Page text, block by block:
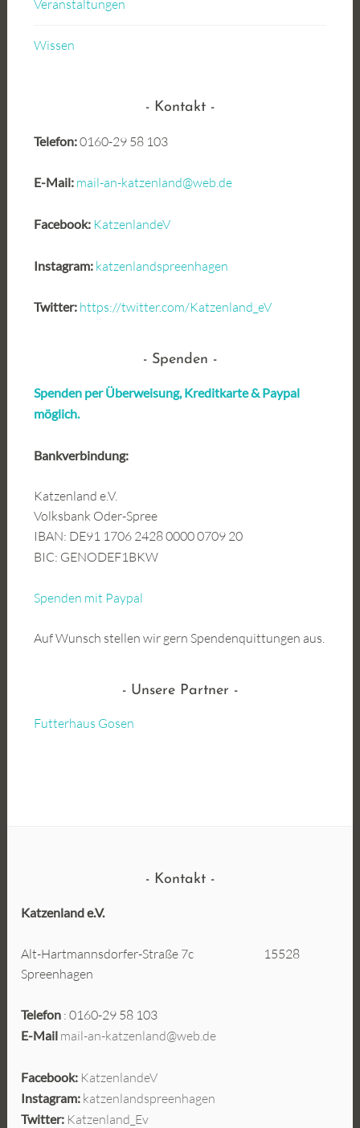
Veranstaltungen
Wissen
Kontakt
Telefon:0160-29 58 103
E-Mail: mail-an-katzenland@web.de
Facebook: KatzenlandeV
Instagram: katzenlandspreenhagen
Twitter: https://twitter.com/Katzenland_eV
Spenden
Spenden per Überweisung, Kreditkarte & Paypal
möglich.
Bankverbindung:
Katzenland e.V.
Volksbank Oder-Spree
IBAN: DE91 1706 2428 0000 0709 20
BIC: GENODEF1BKW
Spenden mit Paypal
Auf Wunsch stellen wir gern Spendenquittungen aus.
Unsere Partner
Futterhaus Gosen
Kontakt
Katzenland e.V.
Alt-Hartmannsdorfer-Straße 7c 15528
Spreenhagen
Telefon : 0160-29 58 103
E-Mail mail-an-katzenland@web.de
Facebook: KatzenlandeV
Instagram: katzenlandspreenhagen
Twitter: Katzenland_Ev